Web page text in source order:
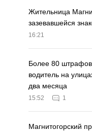
Жительница
зазевавшейся
16:21
Более 80
водитель на
два месяца
15:52 1
Магнитогорский